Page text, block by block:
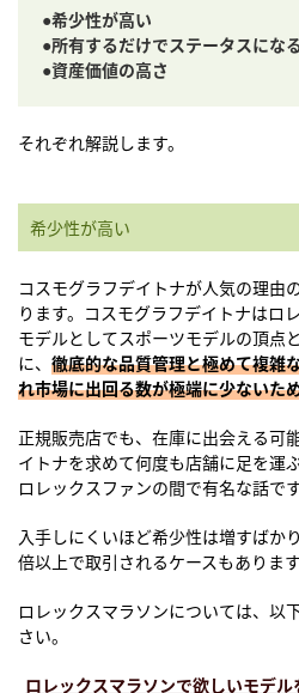
●希少性が高い
●所有するだけでステータスにな
●資産価値の高さ
それぞれ解説します。
希少性が高い
コスモグラフデイトナが人気の理由
ります。コスモグラフデイトナはロ
モデルとしてスポーツモデルの頂点
に、 徹底的な品質管理と極めて複雑
れ市場に出回る数が極端に少ないた
正規販売店でも、在庫に出会える可
イトナを求めて何度も店舗に足を運
ロレックスファンの間で有名な話です
入手しにくいほど希少性は増すばか
倍以上で取引されるケースもあります
ロレックスマラソンについては、以
さい。
ロレックスマラソンで欲しいモデ